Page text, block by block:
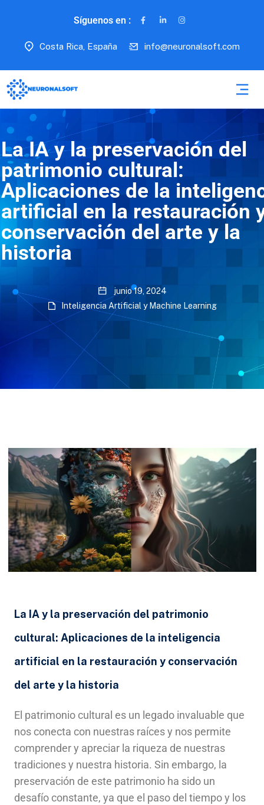
Síguenos en :
Costa Rica, España info@neuronalsoft.com
La IA y la preservación del
patrimonio cultural:
Aplicaciones de la
artificial en la restauración
conservación del arte y la
historia
junio 19, 2024
Inteligencia Artificial y Machine Learning
La IA y la preservación del patrimonio
cultural: Aplicaciones de la inteligencia
artificial en la restauración y conservación
del arte y la historia
El patrimonio cultural es un legado invaluable que
nos conecta con nuestras raíces y nos permite
comprender y apreciar la riqueza de nuestras
tradiciones y nuestra historia. Sin embargo, la
preservación de este patrimonio ha sido un
desafío constante, ya que el paso del tiempo y los